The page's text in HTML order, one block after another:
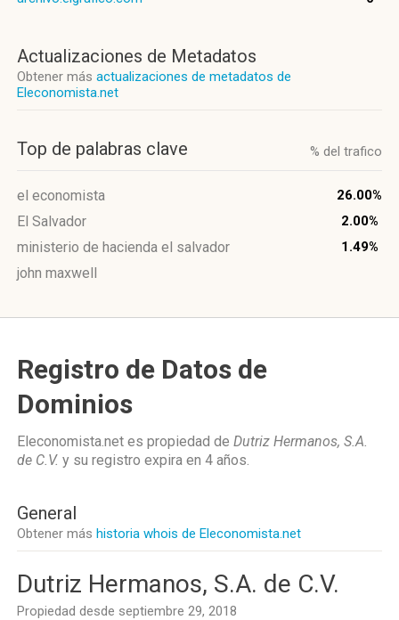
Actualizaciones de Metadatos
Obtener más actualizaciones de metadatos de
Eleconomista.net
Top de palabras clave % del trafico
el economista 26.00%
El Salvador 2.00%
ministerio de hacienda el salvador 1.49%
john maxwell
Registro de Datos de
Dominios
Eleconomista.net es propiedad de Dutriz Hermanos, S.A.
de C.V. y su registro expira en 4 años.
General
Obtener más historia whois de Eleconomista.net
Dutriz Hermanos, S.A. de C.V.
Propiedad desde septiembre 29, 2018